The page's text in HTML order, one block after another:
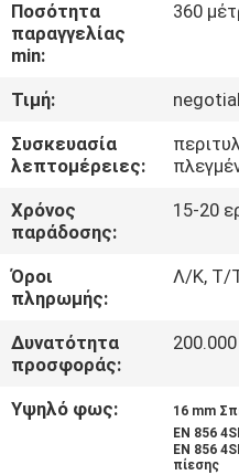
ΕΡΓΟΣΤΑΣΊΩΝ
ΠΟΙΟΤΙΚΌΣ
ΜΑΣ
ΕΛΆΤΕ
ΣΕ
ΕΠΑΦΉ
ΜΕ
ΕΙΔΉΣΕΙΣ
Ποσότητα
παραγγελίας
min:
360
Τιμή:
Συσκευασία
λεπτομέρειες:
Χρόνος
παράδοσης:
15-20
Όροι
πληρωμής:
Λ/Κ, Τ/
Δυνατότητα
προσφοράς:
Υψηλό φως: 16 mm
EN 856
EN 856
πίεσης